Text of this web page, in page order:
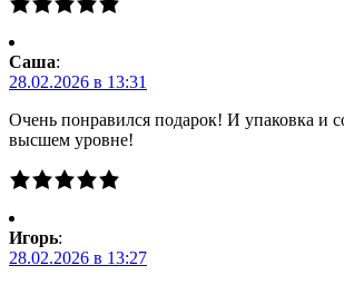
Саша:
28.02.2026 в 13:31
Очень понравился подарок! И упаковка и
высшем уровне!
Игорь:
28.02.2026 в 13:27